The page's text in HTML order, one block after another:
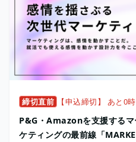
締切直前 【申込締切】 あと0
P&G・Amazonを支援する
ケティングの最前線「